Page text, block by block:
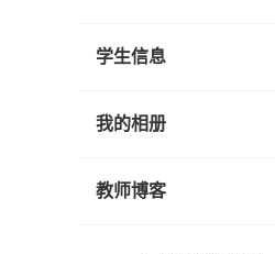
学生信息
我的相册
教师博客